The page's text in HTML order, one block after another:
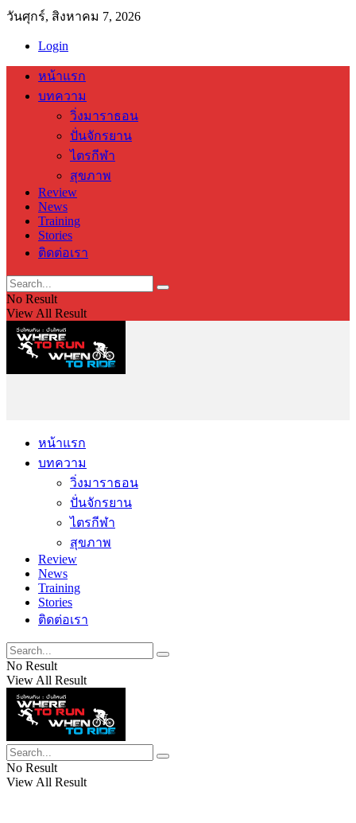
วันศุกร์, สิงหาคม 7, 2026
Login
หน้าแรก
บทความ
วิ่งมาราธอน
ปั่นจักรยาน
ไตรกีฬา
สุขภาพ
Review
News
Training
Stories
ติดต่อเรา
No Result
View All Result
หน้าแรก
บทความ
วิ่งมาราธอน
ปั่นจักรยาน
ไตรกีฬา
สุขภาพ
Review
News
Training
Stories
ติดต่อเรา
No Result
View All Result
No Result
View All Result